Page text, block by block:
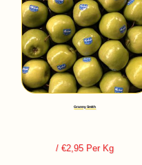
Granny Smith
/ €2,95 Per Kg